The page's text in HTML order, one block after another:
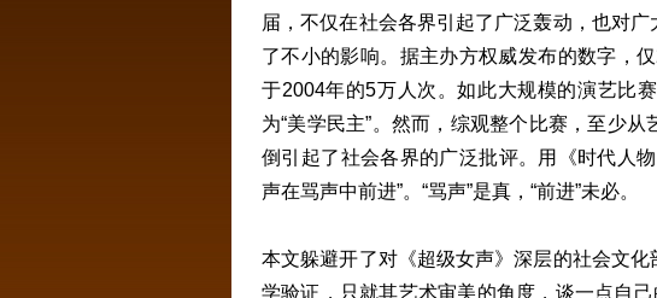
届，不仅在社会各界引起了广泛轰动，也对
了不小的影响。据主办方权威发布的数字，
于2004年的5万人次。如此大规模的演艺比
为“美学民主”。然而，综观整个比赛，至少
倒引起了社会各界的广泛批评。用《时代人
声在骂声中前进”。“骂声”是真，“前进”未必。
本文躲避开了对《超级女声》深层的社会文
学验证，只就其艺术审美的角度，谈一点自